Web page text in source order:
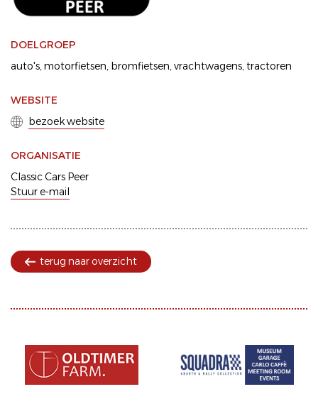
DOELGROEP
auto's motorfietsen bromfietsen vrachtwagens tractoren
WEBSITE
bezoek website
ORGANISATIE
Classic Cars Peer
Stuur e-mail
terug naar overzicht